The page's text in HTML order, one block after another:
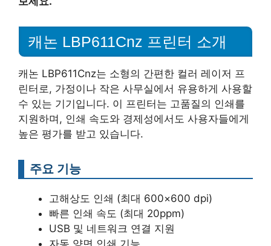
캐논 LBP611Cnz 프린터 소개
캐논 LBP611Cnz는 소형의 간편한 컬러 레이저 프
린터로, 가정이나 작은 사무실에서 유용하게 사용할
수 있는 기기입니다. 이 프린터는 고품질의 인쇄를
지원하며, 인쇄 속도와 경제성에서도 사용자들에게
높은 평가를 받고 있습니다.
주요 기능
고해상도 인쇄 (최대 600×600 dpi)
빠른 인쇄 속도 (최대 20ppm)
USB 및 네트워크 연결 지원